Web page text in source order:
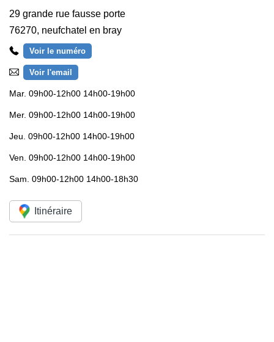
29 grande rue fausse porte
76270, neufchatel en bray
Voir le numéro
Voir l'email
Mar. 09h00-12h00 14h00-19h00
Mer. 09h00-12h00 14h00-19h00
Jeu. 09h00-12h00 14h00-19h00
Ven. 09h00-12h00 14h00-19h00
Sam. 09h00-12h00 14h00-18h30
Itinéraire